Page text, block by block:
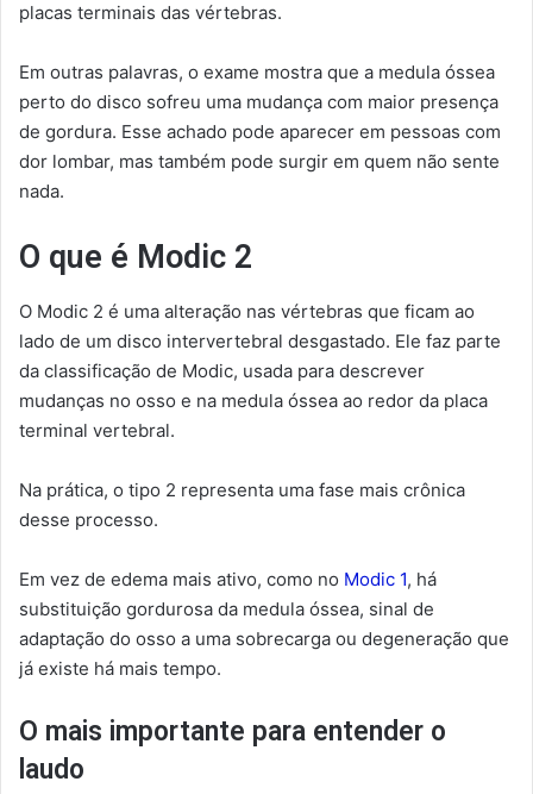
placas terminais das vértebras.
Em outras palavras, o exame mostra que a medula óssea
perto do disco sofreu uma mudança com maior presença
de gordura. Esse achado pode aparecer em pessoas com
dor lombar, mas também pode surgir em quem não sente
nada.
O que é Modic 2
O Modic 2 é uma alteração nas vértebras que ficam ao
lado de um disco intervertebral desgastado. Ele faz parte
da classificação de Modic, usada para descrever
mudanças no osso e na medula óssea ao redor da placa
terminal vertebral.
Na prática, o tipo 2 representa uma fase mais crônica
desse processo.
Em vez de edema mais ativo, como no Modic 1, há
substituição gordurosa da medula óssea, sinal de
adaptação do osso a uma sobrecarga ou degeneração que
já existe há mais tempo.
O mais importante para entender o
laudo